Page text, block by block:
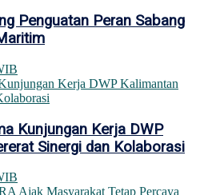
Penguatan Peran Sabang
Kunjungan Kerja DWP
Sinergi dan Kolaborasi